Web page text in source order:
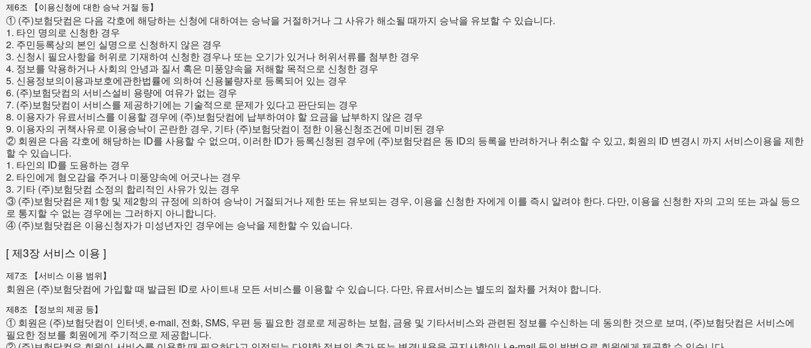
제6조 【이용신청에 대한 승낙 거절 등】
① (주)보험닷컴은 다음 각호에 해당하는 신청에 대하여는 승낙을 거절하거나 그 사유가 해소될 때까지 승낙을 유보할 수 있습니다.
1. 타인 명의로 신청한 경우
2. 주민등록상의 본인 실명으로 신청하지 않은 경우
3. 신청시 필요사항을 허위로 기재하여 신청한 경우나 또는 오기가 있거나 허위서류를 첨부한 경우
4. 정보를 악용하거나 사회의 안녕과 질서 혹은 미풍양속을 저해할 목적으로 신청한 경우
5. 신용정보의이용과보호에관한법률에 의하여 신용불량자로 등록되어 있는 경우
6. (주)보험닷컴의 서비스설비 용량에 여유가 없는 경우
7. (주)보험닷컴이 서비스를 제공하기에는 기술적으로 문제가 있다고 판단되는 경우
8. 이용자가 유료서비스를 이용할 경우에 (주)보험닷컴에 납부하여야 할 요금을 납부하지 않은 경우
9. 이용자의 귀책사유로 이용승낙이 곤란한 경우, 기타 (주)보험닷컴이 정한 이용신청조건에 미비된 경우
② 회원은 다음 각호에 해당하는 ID를 사용할 수 없으며, 이러한 ID가 등록신청된 경우에 (주)보험닷컴은 동 ID의 등록을 반려하거나 취소할 수 있고, 회원의 ID 변경시 까지 서비스이용을 제한
할 수 있습니다.
1. 타인의 ID를 도용하는 경우
2. 타인에게 혐오감을 주거나 미풍양속에 어긋나는 경우
3. 기타 (주)보험닷컴 소정의 합리적인 사유가 있는 경우
③ (주)보험닷컴은 제1항 및 제2항의 규정에 의하여 승낙이 거절되거나 제한 또는 유보되는 경우, 이용을 신청한 자에게 이를 즉시 알려야 한다. 다만, 이용을 신청한 자의 고의 또는 과실 등으
로 통지할 수 없는 경우에는 그러하지 아니합니다.
④ (주)보험닷컴은 이용신청자가 미성년자인 경우에는 승낙을 제한할 수 있습니다.
[ 제3장 서비스 이용 ]
제7조 【서비스 이용 범위】
회원은 (주)보험닷컴에 가입할 때 발급된 ID로 사이트내 모든 서비스를 이용할 수 있습니다. 다만, 유료서비스는 별도의 절차를 거쳐야 합니다.
제8조 【정보의 제공 등】
① 회원은 (주)보험닷컴이 인터넷, e-mail, 전화, SMS, 우편 등 필요한 경로로 제공하는 보험, 금융 및 기타서비스와 관련된 정보를 수신하는 데 동의한 것으로 보며, (주)보험닷컴은 서비스에
필요한 정보를 회원에게 주기적으로 제공합니다.